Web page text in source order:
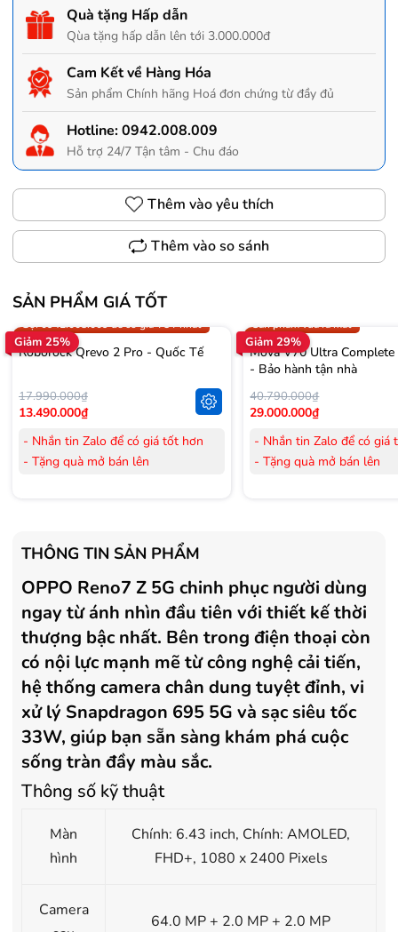
Quà tặng Hấp dẫn
Qùa tặng hấp dẫn lên tới 3.000.000đ
Cam Kết về Hàng Hóa
Sản phẩm Chính hãng Hoá đơn chứng từ đầy đủ
Hotline:0942.008.009
Hỗ trợ 24/7 Tận tâm - Chu đáo
Thêm vào yêu thích
Thêm vào so sánh
SẢN PHẨM GIÁ TỐT
Giảm 25%
Trợ giá 300.000đ
Gọi 0942.008.009 để có giá TỐT nhất
Roborock Qrevo 2 Pro - Quốc Tế
17.990.000₫
13.490.000₫
- Nhắn tin Zalo để có giá tốt hơn
- Tặng quà mở bán lên
- Tặng Voucher trị giá
150.000đ
mua Máy lọc Không khí
- Cam kết hàng mới 100%.
- Lắp đặt, HDSD tại nhà nội thành
Hà Nội, Hồ Chí Minh
- Vận chuyển Toàn Quốc.
- Bảo hành 24 tháng chính hãng
Giảm 29%
Sản phẩm vừa ra mắt
Mova V70 Ultra
- Bảo hành tận nhà
40.790.000₫
29.000.000₫
- Nhắn tin Zalo để có giá
- Tặng quà mở bán lên
- Cam kết hàng mới
- Lắp đặt, HDSD tại nhà
Hà Nội, Hồ Chí Minh
- Vận chuyển Toàn Quốc.
- Bảo hành 36 tháng
THÔNG TIN SẢN PHẨM
OPPO Reno7 Z 5G chinh phục người dùng
ngay từ ánh nhìn đầu tiên với thiết kế thời
thượng bậc nhất. Bên trong điện thoại còn
có nội lực mạnh mẽ từ công nghệ cải tiến,
hệ thống camera chân dung tuyệt đỉnh, vi
xử lý Snapdragon 695 5G và sạc siêu tốc
33W, giúp bạn sẵn sàng khám phá cuộc
sống tràn đầy màu sắc.
Thông số kỹ thuật
Màn
hình
Chính: 6.43 inch, Chính: AMOLED,
FHD+, 1080 x 2400 Pixels
Camera
64.0 MP + 2.0 MP + 2.0 MP